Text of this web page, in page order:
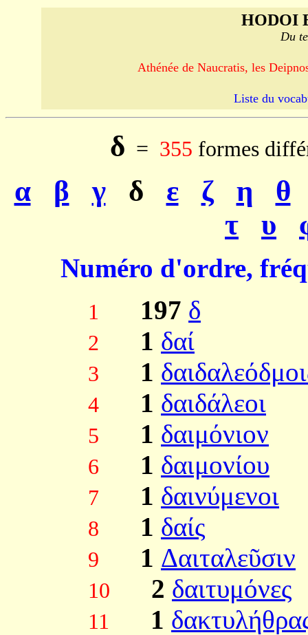
HODOI
Du
Athénée de Naucratis, les
Liste du
δ = 355 formes
α β γδ ε ζ η
θ
τ
υ
Numéro d'ordre,
1 197 δ
2 1 δαί
3 1
4 1 δαιδάλεοι
5 1 δαιμόνιον
6 1 δαιμονίου
7 1 δαινύμενοι
8 1 δαίς
9 1 Δαιταλεῦσιν
10 2 δαιτυμόνες
11 1